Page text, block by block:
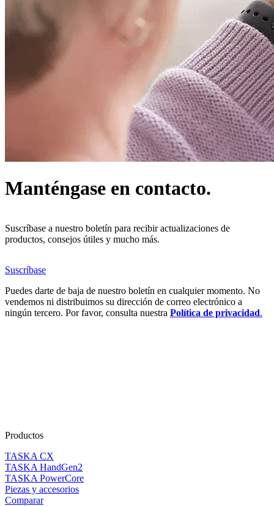
Manténgase en contacto.
Suscríbase a nuestro boletín para recibir actualizaciones de
productos, consejos útiles y mucho más.
Suscríbase
Puedes darte de baja de nuestro boletín en cualquier momento. No
vendemos ni distribuimos su dirección de correo electrónico a
ningún tercero. Por favor, consulta nuestra Política de privacidad.
Productos
TASKA CX
TASKA HandGen2
TASKA PowerCore
Piezas y accesorios
Comparar